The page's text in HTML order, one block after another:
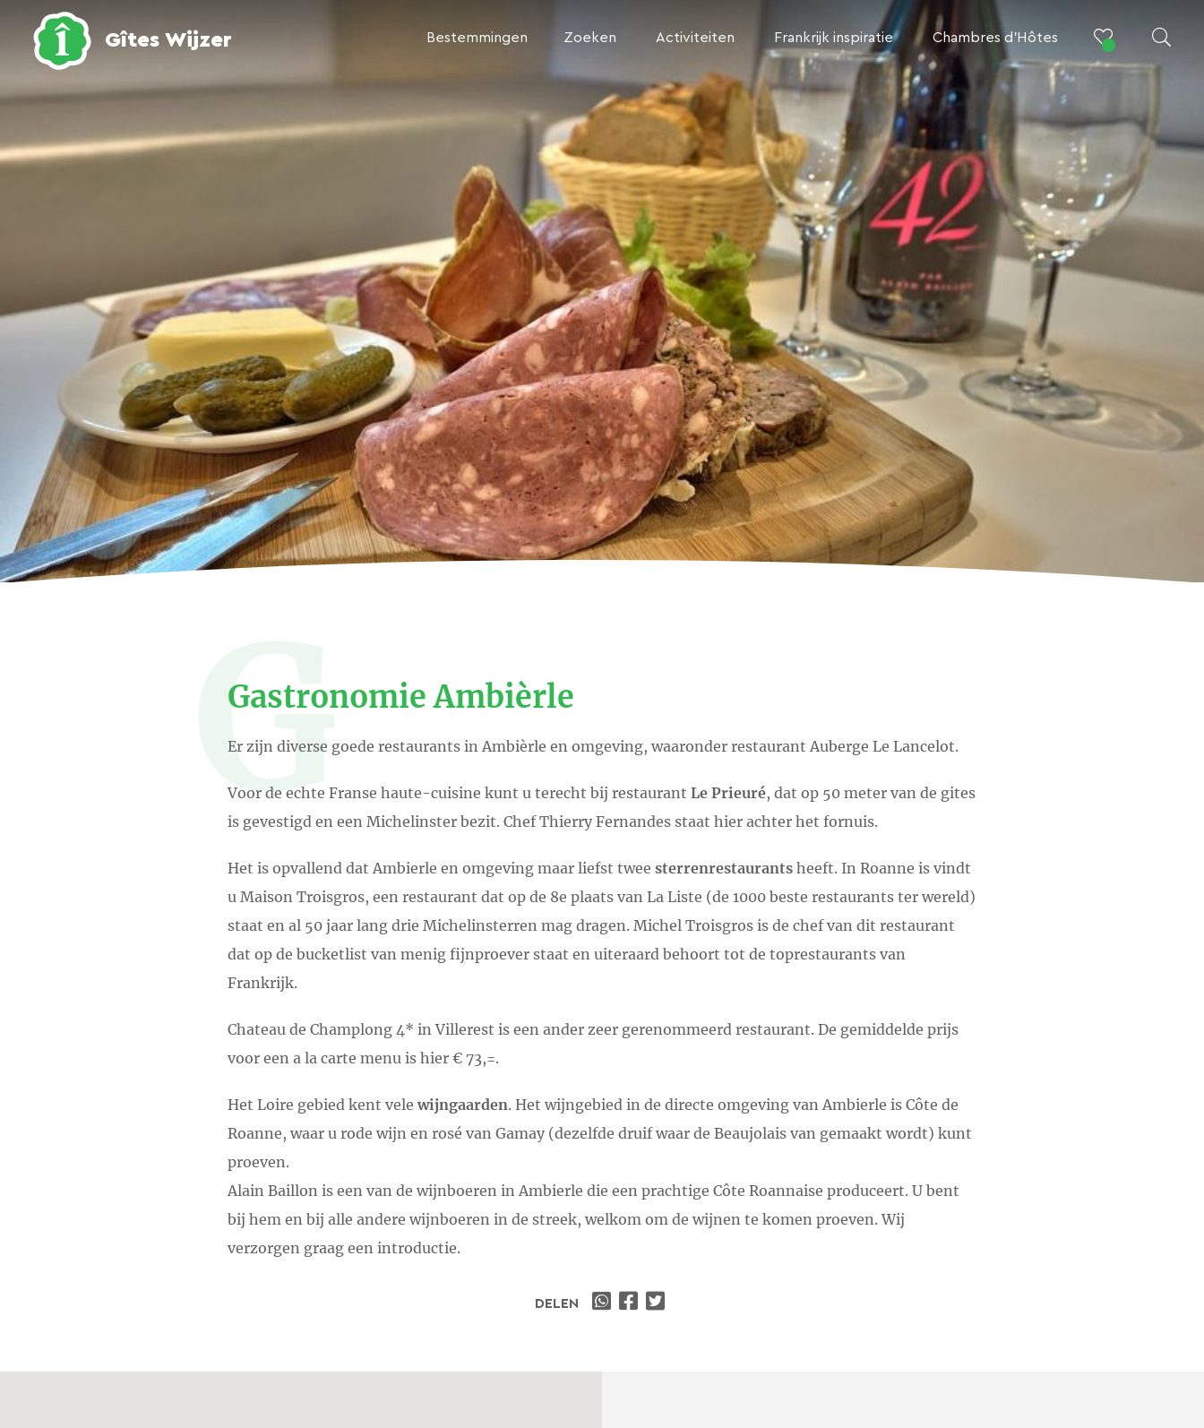
Gîtes Wijzer Bestemmingen Zoeken Activiteiten Frankrijk inspiratie Chambres d’Hôtes
G
Gastronomie Ambièrle
Er zijn diverse goede restaurants in Ambièrle en omgeving, waaronder restaurant Auberge Le Lancelot.
Voor de echte Franse haute-cuisine kunt u terecht bij restaurant Le Prieuré, dat op 50 meter van de gites
is gevestigd en een Michelinster bezit. Chef Thierry Fernandes staat hier achter het fornuis.
Het is opvallend dat Ambierle en omgeving maar liefst twee sterrenrestaurantsheeft. In Roanne is vindt
u Maison Troisgros, een restaurant dat op de 8e plaats van La Liste (de 1000 beste restaurants ter wereld)
staat en al 50 jaar lang drie Michelinsterren mag dragen. Michel Troisgros is de chef van dit restaurant
dat op de bucketlist van menig fijnproever staat en uiteraard behoort tot de toprestaurants van
Frankrijk.
Chateau de Champlong 4* in Villerest is een ander zeer gerenommeerd restaurant. De gemiddelde prijs
voor een a la carte menu is hier € 73,=.
Het Loire gebied kent velewijngaarden. Het wijngebied in de directe omgeving van Ambierle is Côte de
Roanne, waar u rode wijn en rosé van Gamay (dezelfde druif waar de Beaujolais van gemaakt wordt) kunt
proeven.
Alain Baillon is een van de wijnboeren in Ambierle die een prachtige Côte Roannaise produceert. U bent
bij hem en bij alle andere wijnboeren in de streek, welkom om de wijnen te komen proeven. Wij
verzorgen graag een introductie.
DELEN